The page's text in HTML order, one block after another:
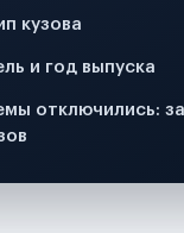
кузова
и год выпуска
отключились: